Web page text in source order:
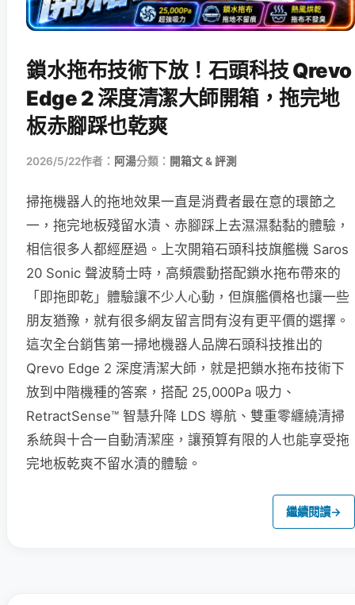
鎖水拖布技術下放！石頭科技 Qrevo
Edge 2 深度清潔大師開箱，拖完地
板赤腳踩也乾爽
2026/5/22作者： 阿湯分類： 開箱文 & 評測
掃拖機器人的拖地效果一直是消費者最在意的環節之
一，拖完地板殘留水漬、赤腳踩上去濕濕黏黏的體驗，
相信很多人都經歷過。上次開箱石頭科技旗艦機 Saros
20 Sonic 聲波騎士時，高頻震動搭配鎖水拖布帶來的
「即拖即乾」體驗讓不少人心動，但旗艦價格也讓一些
朋友猶豫，就有很多網友留言問有沒有更平價的選擇。
這次全台銷售第一掃地機器人品牌石頭科技推出的
Qrevo Edge 2 深度清潔大師，就是把鎖水拖布技術下
放到中階機種的答案，搭配 25,000Pa 吸力、
RetractSense™ 智慧升降 LDS 導航、雙重零纏繞清掃
系統與十合一自動清潔座，讓預算有限的人也能享受拖
完地板乾爽不留水漬的體驗。
繼續閱讀→